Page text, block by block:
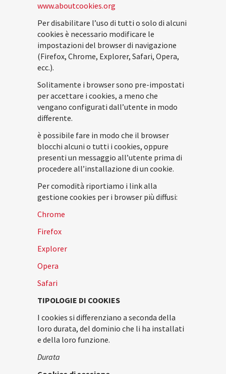
www.aboutcookies.org
Per disabilitare l’uso di tutti o solo di alcuni
cookies è necessario modificare le
impostazioni del browser di navigazione
(Firefox, Chrome, Explorer, Safari, Opera,
ecc.).
Solitamente i browser sono pre-impostati
per accettare i cookies, a meno che
vengano configurati dall’utente in modo
differente.
è possibile fare in modo che il browser
blocchi alcuni o tutti i cookies, oppure
presenti un messaggio all’utente prima di
procedere all’installazione di un cookie.
Per comodità riportiamo i link alla
gestione cookies per i browser più diffusi:
Chrome
Firefox
Explorer
Opera
Safari
TIPOLOGIE DI COOKIES
I cookies si differenziano a seconda della
loro durata, del dominio che li ha installati
e della loro funzione.
Durata